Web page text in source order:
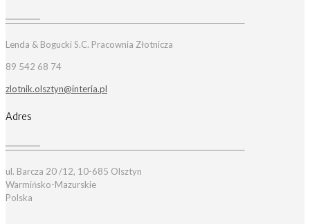
Lenda & Bogucki S.C. Pracownia Złotnicza
89 542 68 74
zlotnik.olsztyn@interia.pl
Adres
ul. Barcza 20 /12, 10-685 Olsztyn
Warmińsko-Mazurskie
Polska